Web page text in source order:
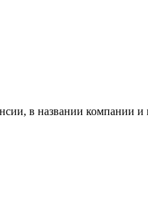
в названии компании и